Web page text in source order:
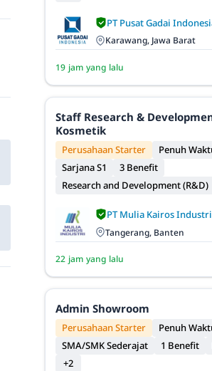
PT Pusat Gadai
Karawang, Jawa Barat
19 jam yang lalu
Staff Research &
Kosmetik
Perusahaan Starter Penuh
Sarjana S1
3 Benefit
Research and Development (R&D)
PT Mulia Kairos Industri
Tangerang, Banten
22 jam yang lalu
Admin Showroom
Perusahaan Starter
Penuh
SMA/SMK Sederajat
1 Benefit
+2